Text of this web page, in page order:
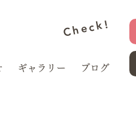
ギャラリー ブログ
Check!